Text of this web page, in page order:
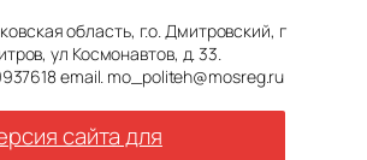
область, г.о. Дмитровский, г
ул Космонавтов, д. 33.
email. mo_politeh@mosreg.ru
сайта для